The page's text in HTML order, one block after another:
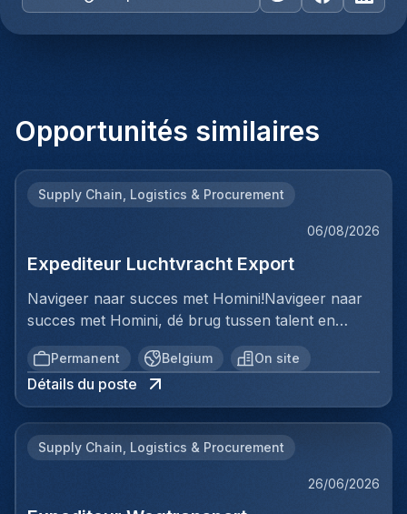
Opportunités similaires
Supply Chain, Logistics & Procurement
06/08/2026
Expediteur Luchtvracht Export
Navigeer naar succes met Homini!Navigeer naar
succes met Homini, dé brug tussen talent en
uitmuntende opportuniteiten binnen de
arbeidsmarkt. Als voorloper in wervingsdiensten,
matchen we toptalent met topbedrijven in diverse
sectoren. Met onze expertise en toewijding streven
plaatsingen. Bij Homini staat elk individu centraal;
ons team Logistiek & Distributie zoeken we een
Permanent Belgium On site
Détails du poste
Supply Chain, Logistics & Procurement
26/06/2026